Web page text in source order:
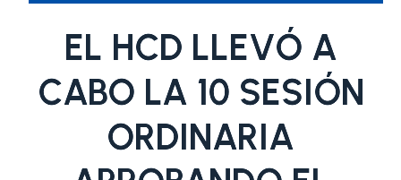
EL HCD LLEVÓ A
CABO LA 10 SESIÓN
ORDINARIA